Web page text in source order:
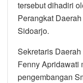
tersebut dihadiri
Perangkat
Sidoarjo.
Sekretaris
Fenny Apridawati
pengembangan